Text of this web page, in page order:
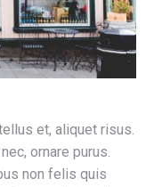
et, aliquet risus.
ornare purus.
non felis quis